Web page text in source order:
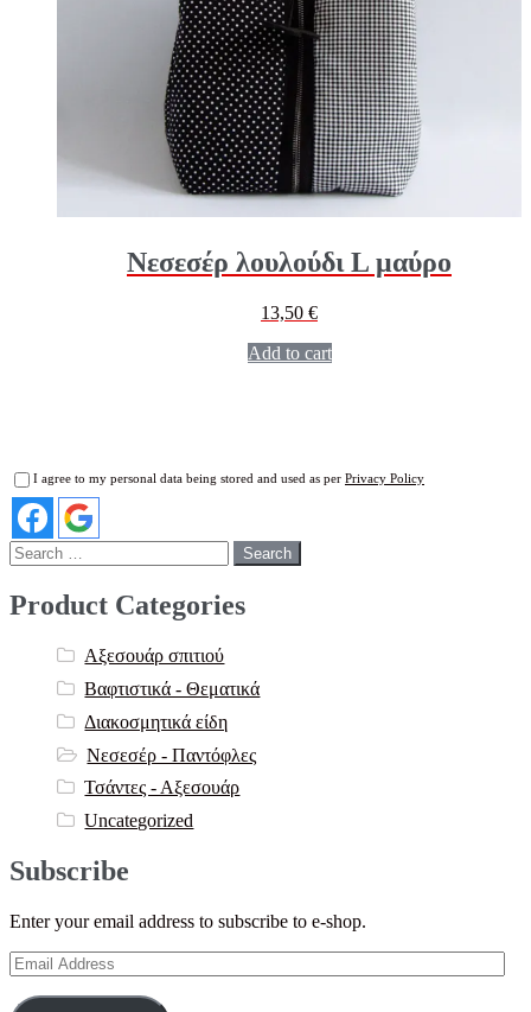
Νεσεσέρ λουλούδι L μαύρο
13,50 €
Add to cart
I agree to my personal data being stored and used as per Privacy Policy
Search
for:
Product Categories
Αξεσουάρ σπιτιού
Βαφτιστικά - Θεματικά
Διακοσμητικά είδη
Νεσεσέρ - Παντόφλες
Τσάντες - Αξεσουάρ
Uncategorized
Subscribe
Enter your email address to subscribe to e-shop.
Email
Address